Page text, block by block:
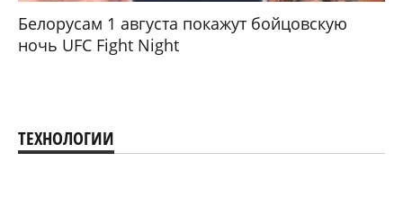
Белорусам 1 августа покажут бойцовскую
ночь UFC Fight Night
ТЕХНОЛОГИИ